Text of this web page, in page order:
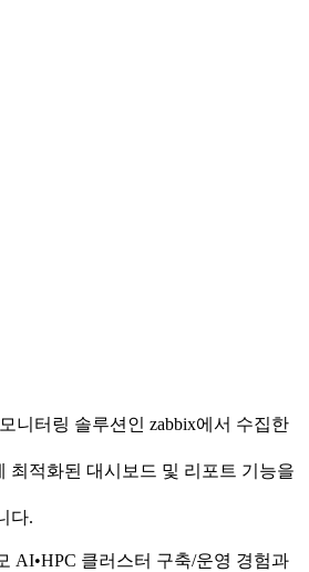
니터링 솔루션인 zabbix에서 수집한
최적화된 대시보드 및 리포트 기능을
다.
AI•HPC 클러스터 구축/운영 경험과